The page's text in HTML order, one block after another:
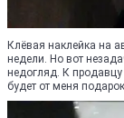
Клёвая наклейка на
недели. Но вот
недогляд. К продавцу
будет от меня